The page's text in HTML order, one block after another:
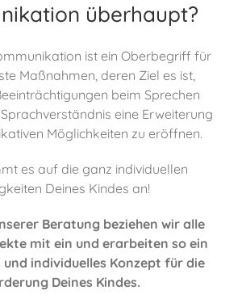
überhaupt?
ist ein Oberbegriff für
Maßnahmen, deren Ziel es ist,
beim Sprechen
eine Erweiterung
Möglichkeiten zu eröffnen.
es auf die ganz individuellen
Deines Kindes an!
Beratung beziehen wir alle
mit ein und erarbeiten so ein
und individuelles Konzept für die
Deines Kindes.